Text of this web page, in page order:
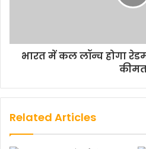
भारत में कल लॉन्च होगा
Related Articles